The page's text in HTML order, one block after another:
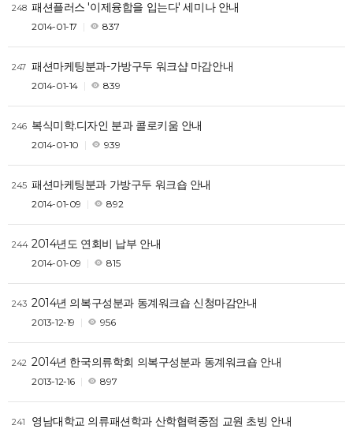
248 패션플러스 '이제융합을 입는다' 세미나 안내
2014-01-17 837
247 패션마케팅분과-가방구두 워크샵 마감안내
2014-01-14 839
246 복식미학.디자인 분과 콜로키움 안내
2014-01-10 939
245 패션마케팅분과 가방구두 워크숍 안내
2014-01-09 892
244 2014년도 연회비 납부 안내
2014-01-09 815
243 2014년 의복구성분과 동계워크숍 신청마감안내
2013-12-19 956
242 2014년 한국의류학회 의복구성분과 동계워크숍 안내
2013-12-16 897
241 영남대학교 의류패션학과 산학협력중점 교원 초빙 안내